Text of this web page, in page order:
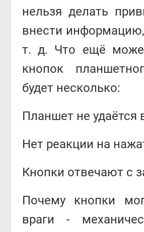
нельзя делать
внести
т. д. Что ещё
кнопок
будет несколько:
Планшет не удаётся
Нет реакции на
Кнопки отвечают с
Почему кнопки
враги -